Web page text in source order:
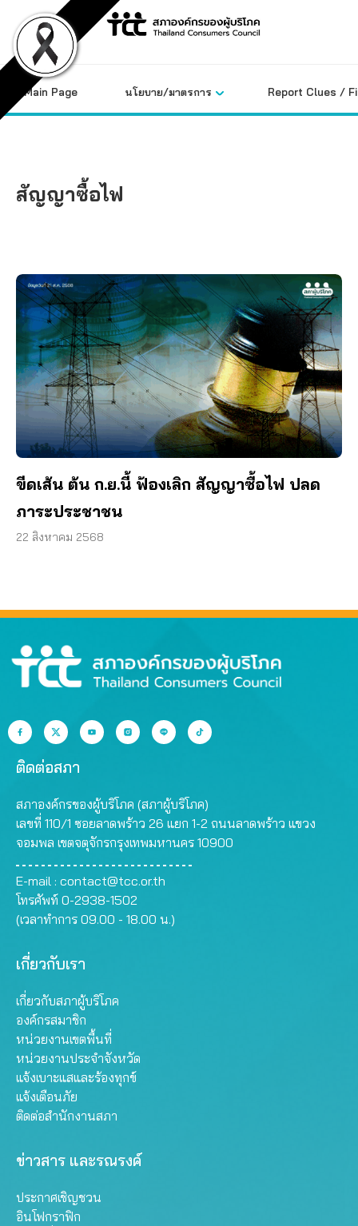
content
Main Page นโยบาย/มาตรการ Report Clues /
สัญญาซื้อไฟ
ขีดเส้น ต้น ก.ย.นี้ ฟ้องเลิก สัญญาซื้อไฟ ปลด
ภาระประชาชน
22 สิงหาคม 2568
ติดต่อสภา
สภาองค์กรของผู้บริโภค (สภาผู้บริโภค)
เลขที่ 110/1 ซอยลาดพร้าว 26 แยก 1-2 ถนนลาดพร้าว แขวง
จอมพล เขตจตุจักรกรุงเทพมหานคร 10900
E-mail : contact@tcc.or.th
โทรศัพท์ 0-2938-1502
(เวลาทำการ 09.00 - 18.00 น.)
เกี่ยวกับเรา
เกี่ยวกับสภาผู้บริโภค
องค์กรสมาชิก
หน่วยงานเขตพื้นที่
หน่วยงานประจำจังหวัด
แจ้งเบาะแสและร้องทุกข์
แจ้งเตือนภัย
ติดต่อสำนักงานสภา
ข่าวสาร และรณรงค์
ประกาศเชิญชวน
อินโฟกราฟิก